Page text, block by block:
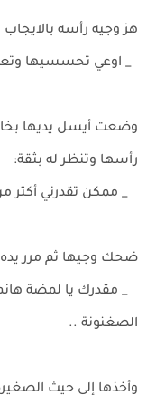
هز وجيه رأسه
_ اوعي تحسسيها
وضعت أيسل يديها
رأسها وتنظر له بثقة:
_ ممكن تقدرني أكتر
ضحك وجيها ثم مرر
_ مقدرك يا لمضة
الصغنونة ..
وأخذها إلى حيث